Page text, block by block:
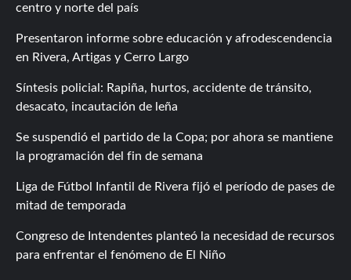
centro y norte del país
Presentaron informe sobre educación y afrodescendencia
en Rivera, Artigas y Cerro Largo
Síntesis policial: Rapiña, hurtos, accidente de tránsito,
desacato, incautación de leña
Se suspendió el partido de la Copa; por ahora se mantiene
la programación del fin de semana
Liga de Fútbol Infantil de Rivera fijó el período de pases de
mitad de temporada
Congreso de Intendentes planteó la necesidad de recursos
para enfrentar el fenómeno de El Niño